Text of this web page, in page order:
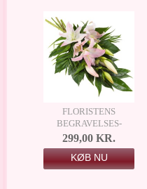
FLORISTENS
BEGRAVELSES­
BUKET - LYSERØDE
LILJER
299,00 KR.
KØB NU